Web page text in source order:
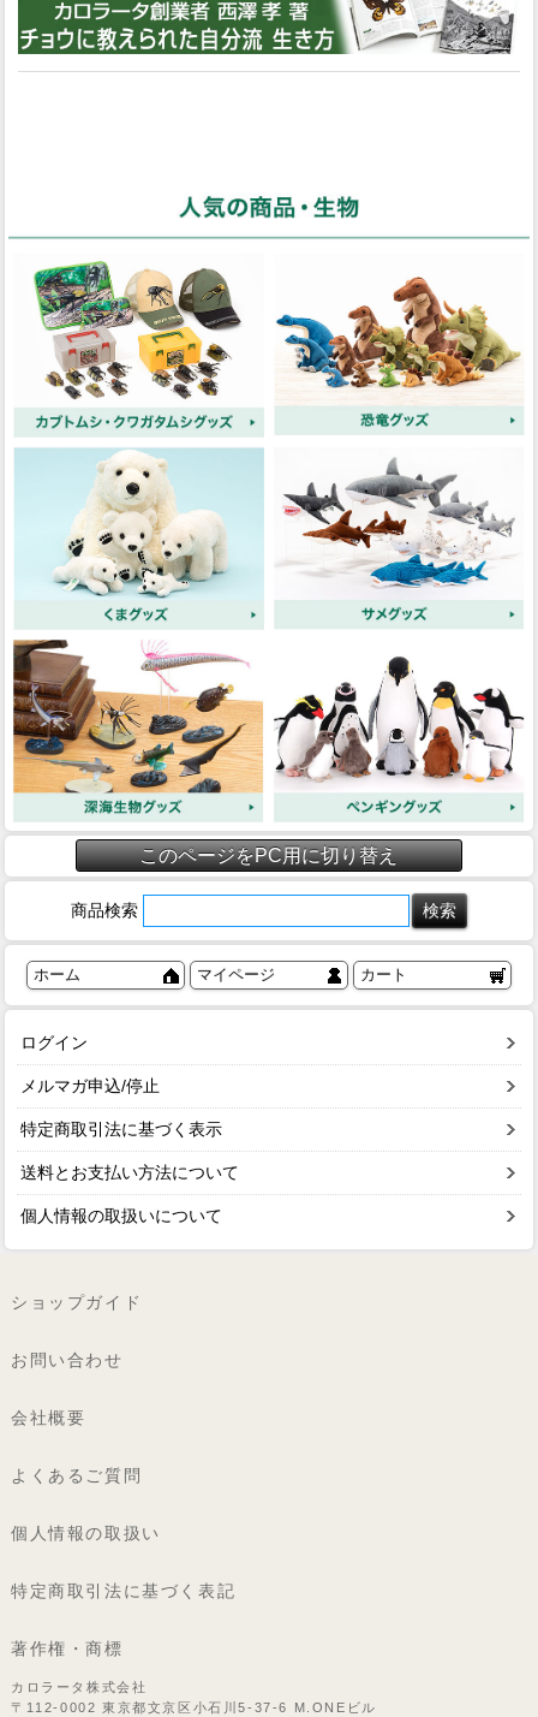
このページをPC用に切り替え
商品検索
ホーム マイページ カート
ログイン
メルマガ申込/停止
特定商取引法に基づく表示
送料とお支払い方法について
個人情報の取扱いについて
ショップガイド
お問い合わせ
会社概要
よくあるご質問
個人情報の取扱い
特定商取引法に基づく表記
著作権・商標
カロラータ株式会社
〒112-0002 東京都文京区小石川5-37-6 M.ONEビル